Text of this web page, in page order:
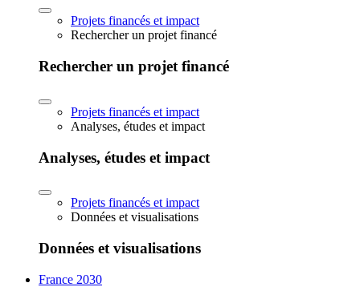
Projets financés et impact
Rechercher un projet financé
Rechercher un projet financé
Projets financés et impact
Analyses, études et impact
Analyses, études et impact
Projets financés et impact
Données et visualisations
Données et visualisations
France 2030